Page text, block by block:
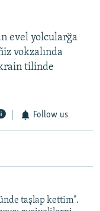
evel yolcularğa
vokzalında
tilinde
Follow us
taşlap kettim".